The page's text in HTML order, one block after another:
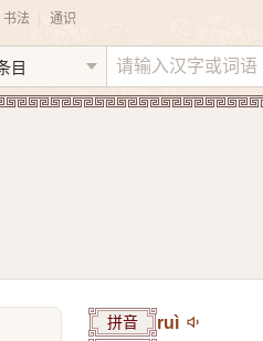
书法 通识
拼音 ruì